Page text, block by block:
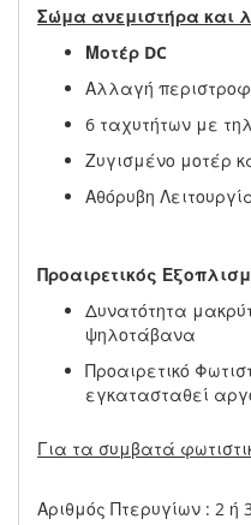
Σώμα ανεμιστήρα και
Μοτέρ DC
Αλλαγή
6 ταχυτήτων με
Ζυγισμένο μοτέρ
Αθόρυβη
Προαιρετικός
Δυνατότητα
ψηλοτάβανα
Προαιρετικό
εγκατασταθεί
Για τα συμβατά
Αριθμός Πτερυγίων : 2 ή